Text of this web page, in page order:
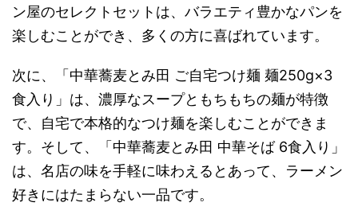
ン屋のセレクトセットは、バラエティ豊かなパンを
楽しむことができ、多くの方に喜ばれています。
次に、「中華蕎麦とみ田 ご自宅つけ麺 麺250g×3
食入り」は、濃厚なスープともちもちの麺が特徴
で、自宅で本格的なつけ麺を楽しむことができま
す。そして、「中華蕎麦とみ田 中華そば 6食入り」
は、名店の味を手軽に味わえるとあって、ラーメン
好きにはたまらない一品です。